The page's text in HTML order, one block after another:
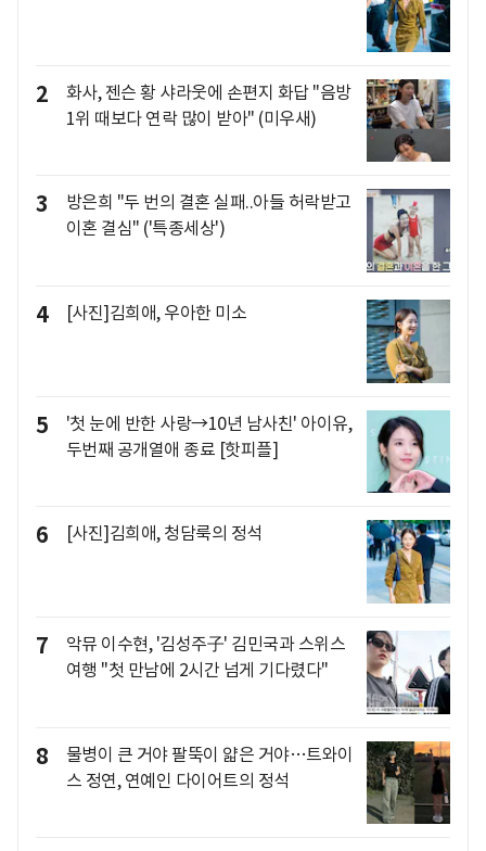
2
화사, 젠슨 황 샤라웃에 손편지 화답 "음방
1위 때보다 연락 많이 받아" (미우새)
3
방은희 "두 번의 결혼 실패..아들 허락받고
이혼 결심" ('특종세상')
4 [사진]김희애, 우아한 미소
5
'첫 눈에 반한 사랑→10년 남사친' 아이유,
두번째 공개열애 종료 [핫피플]
6 [사진]김희애, 청담룩의 정석
7
악뮤 이수현, '김성주子' 김민국과 스위스
여행 "첫 만남에 2시간 넘게 기다렸다"
8
물병이 큰 거야 팔뚝이 얇은 거야…트와이
스 정연, 연예인 다이어트의 정석